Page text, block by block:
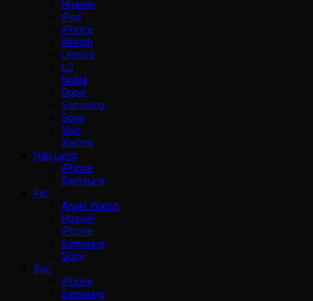
Huawei
iPad
iPhone
iWatch
Lenovo
LG
Nokia
Oppo
Samsung
Sony
Vivo
Xiaomi
Nắp Lưng
iPhone
Samsung
Pin
Apple Watch
Huawei
iPhone
Samsung
Sony
Sạc
iPhone
Samsung